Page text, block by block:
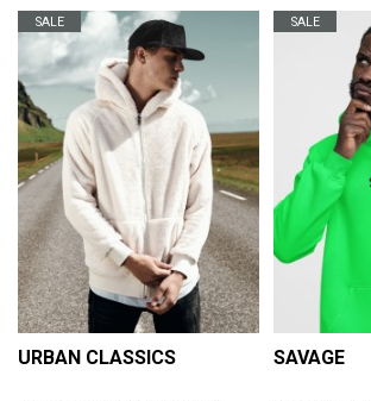
SALE
URBAN CLASSICS
SALE
SAVAGE